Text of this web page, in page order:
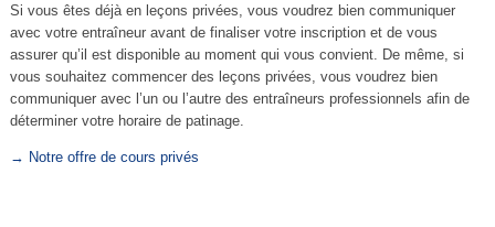
Si vous êtes déjà en leçons privées, vous voudrez bien communiquer
avec votre entraîneur avant de finaliser votre inscription et de vous
assurer qu’il est disponible au moment qui vous convient. De même, si
vous souhaitez commencer des leçons privées, vous voudrez bien
communiquer avec l’un ou l’autre des entraîneurs professionnels afin de
déterminer votre horaire de patinage.
→ Notre offre de cours privés